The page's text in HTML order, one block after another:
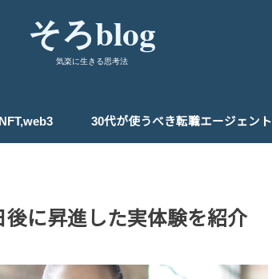
そろblog
気楽に生きる思考法
30代が使うべき転職エージェント
に昇進した実体験を紹介